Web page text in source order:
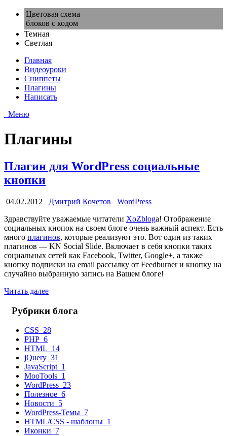
Цветовая схема
блоков с кодом
Темная
Светлая
Главная
Видеоуроки
Сниппеты
Плагины
Написать
Меню
Плагины
Плагин для WordPress социальные
кнопки
04.02.2012 Дмитрий Кочетов
WordPress
Здравствуйте уважаемые читатели XoZblogа! Отображение
социальных кнопок на своем блоге очень важный аспект. Есть
много плагинов, которые реализуют это. Вот один из таких
плагинов — KN Social Slide. Включает в себя кнопки таких
социальных сетей как Facebook, Twitter, Google+, а также
кнопку подписки на email рассылку от Feedburner и кнопку на
случайно выбранную запись на Вашем блоге!
Читать далее
Рубрики блога
CSS 28
PHP 6
HTML 14
jQuery 31
JavaScript 1
MooTools 1
WordPress 23
Полезное 6
Новости 5
WordPress-Темы 7
HTML/CSS - шаблоны 1
Иконки 7